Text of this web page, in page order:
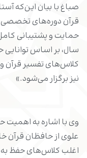
صباغ با بیان این‌که
قرآن دوره‌های تخصصی
حمایت و پشتیبانی
سال، بر اساس توانایی
کلاس‌های تفسیر قرآن
نیز برگزار می‌شود.»
وی با اشاره به
علوی از حافظان قرآن
اغلب کلاس‌های حفظ